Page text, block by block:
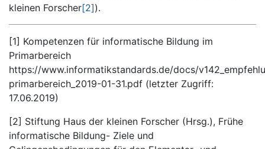
kleinen Forscher[2]).
[1] Kompetenzen für informatische Bildung im
Primarbereich
https://www.informatikstandards.de/docs/
primarbereich_2019-01-31.pdf (letzter Zugriff:
17.06.2019)
[2] Stiftung Haus der kleinen Forscher (Hrsg.), Frühe
informatische Bildung- Ziele und